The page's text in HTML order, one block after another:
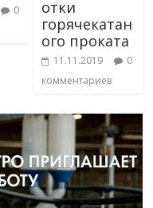
0
отки
горячекатан
ого проката
11.11.2019
0
комментариев